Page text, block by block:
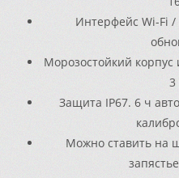
Интерфейс Wi-Fi /
Морозостойкий корпус
3
Защита IP67. 6 ч
Можно ставить на